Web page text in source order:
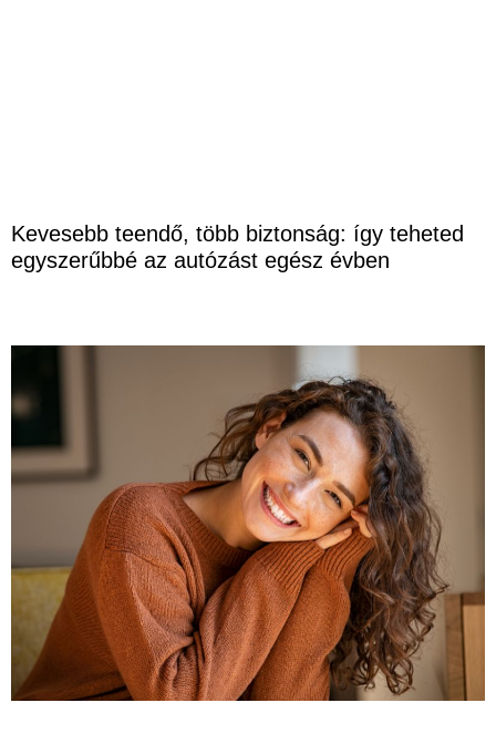
Kevesebb teendő, több biztonság: így teheted
egyszerűbbé az autózást egész évben